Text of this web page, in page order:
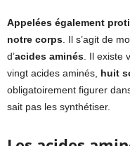
Appelées également
notre corps . Il s’agit de
d’acides aminés . Il
vingt acides aminés, huit
obligatoirement figurer
sait pas les synthétiser.